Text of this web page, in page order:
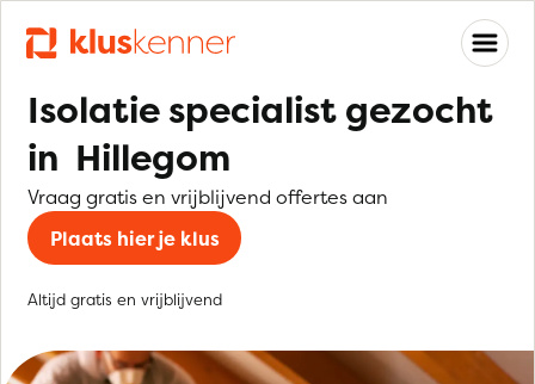
Isolatie specialist gezocht
in Hillegom
Vraag gratis en vrijblijvend offertes aan
Plaats hier je klus
Altijd gratis en vrijblijvend